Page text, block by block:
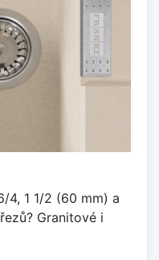
4, 1 1/2 (60 mm) a
Granitové i